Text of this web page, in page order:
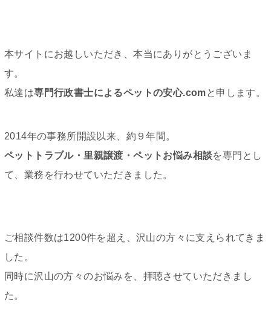
本サイトにお越しいただき、本当にありがとうございま
す。
私達は専門行政書士によるペットの安心.comと申します。
2014年の事務所開設以来、約９年間。
ペットトラブル・里親譲渡・ペットお悩み相談を専門とし
て、業務を行わせていただきました。
ご相談件数は1200件を超え、沢山の方々に支えられてきま
した。
同時に沢山の方々のお悩みを、拝聴させていただきまし
た。